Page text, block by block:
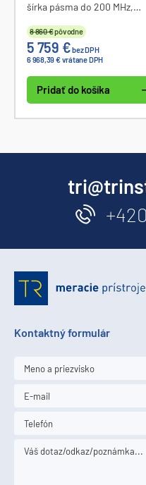
šírka pásma do 200 MHz,
GSa/s, 12 bit ADC (18 bit HD),
rozlíšenie 500 µV/div, pamäť
400M bodov, dotyková
obrazovka 13,3" s rozlíšením
1920x1080 px, komunikácia
USB a LAN.
8 860 €pôvodne
5 759 €bez DPH
6 968,39 € vrátane DPH
Pridať do košíka
Kontaktný formulár